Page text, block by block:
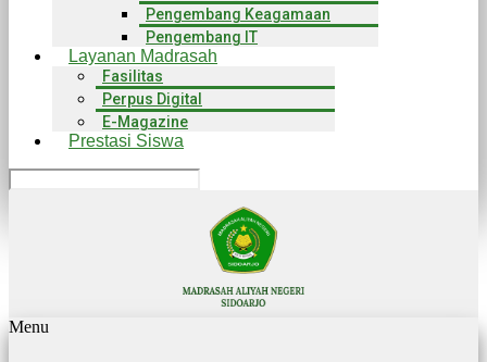
Pengembang Keagamaan
Pengembang IT
Layanan Madrasah
Fasilitas
Perpus Digital
E-Magazine
Prestasi Siswa
Menu